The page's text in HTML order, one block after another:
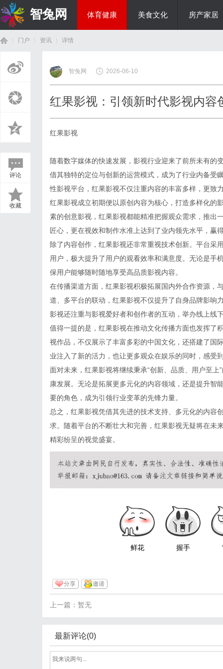
智兔网 体育健康 美食文化 房产家居
门户 资讯
›
详情
评论
收藏
智兔网 2026-06-10
红果影视：引领新时代影视内容
红果影视
随着数字媒体的快速发展，影视行业迎来了前所未有的
借其独特的定位与创新的运营模式，成为了行业内备受
性影视平台，红果影视不仅注重内容的丰富多样，更致
红果影视成立初期便以原创内容为核心，打造多样化的
素的创意影视，红果影视都能精准把握观众需求，推出
匠心，更在视效和制作水准上达到了业内领先水平，赢
除了内容创作，红果影视还非常重视技术创新。平台采
用户，极大提升了用户的观看效率和满意度。无论是手
保用户能够随时随地享受高品质影视内容。
在传播渠道方面，红果影视积极拓展国内外合作资源，
道、多平台的联动，红果影视不仅提升了自身品牌影响
影视还注重与影视爱好者和创作者的互动，举办线上线
值得一提的是，红果影视在推动文化传播方面也发挥了
视作品，不仅展示了丰富多彩的中国文化，还搭建了国
业注入了新的活力，也让更多观众在娱乐的同时，感受
面对未来，红果影视将继续秉承“创新、品质、用户至
康发展。无论是拓展更多元化的内容领域，还是提升智
要的角色，成为引领行业变革的先锋力量。
总之，红果影视凭借其先进的技术支持、多元化的内容
求。随着平台的不断壮大和完善，红果影视无疑将在未
精彩纷呈的视觉盛宴。
鲜花 握手
分享 邀请
上一篇：暂无
最新评论(0)